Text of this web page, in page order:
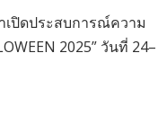
ปิดประสบการณ์ความ
2025” วันที่ 24–